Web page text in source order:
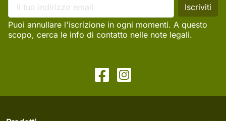
Puoi annullare l'iscrizione in ogni momenti. A questo
scopo, cerca le info di contatto nelle note legali.